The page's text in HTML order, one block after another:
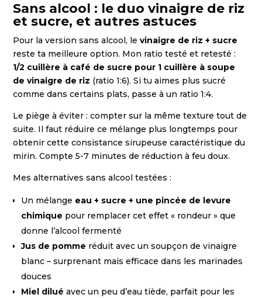
Sans alcool : le duo vinaigre de riz
et sucre, et autres astuces
Pour la version sans alcool, levinaigre de riz + sucre
reste ta meilleure option. Mon ratio testé et retesté :
1/2 cuillère à café de sucre pour 1 cuillère à soupe
de vinaigre de riz (ratio 1:6). Si tu aimes plus sucré
comme dans certains plats, passe à un ratio 1:4.
Le piège à éviter : compter sur la même texture tout de
suite. Il faut réduire ce mélange plus longtemps pour
obtenir cette consistance sirupeuse caractéristique du
mirin. Compte 5-7 minutes de réduction à feu doux.
Mes alternatives sans alcool testées :
Un mélange eau + sucre + une pincée de levure
chimique pour remplacer cet effet « rondeur » que
donne l’alcool fermenté
Jus de pomme réduit avec un soupçon de vinaigre
blanc – surprenant mais efficace dans les marinades
douces
Miel dilué avec un peu d’eau tiède, parfait pour les